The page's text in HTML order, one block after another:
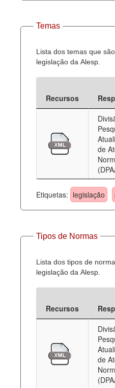
Temas
Lista dos temas que
legislação da Alesp.
Recursos
de
Etiquetas: legislação
Tipos de Normas
Lista dos tipos de
legislação da Alesp.
Recursos
de